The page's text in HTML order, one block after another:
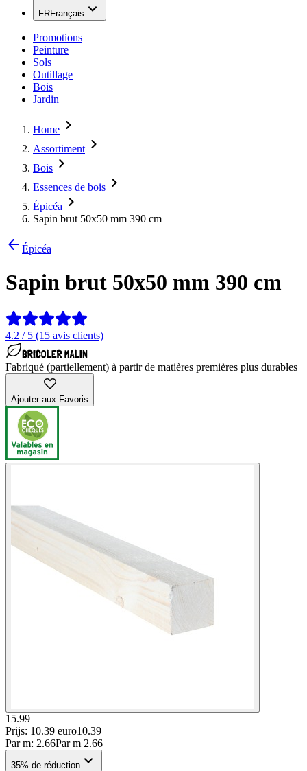
FRFrançais
Promotions
Peinture
Sols
Outillage
Bois
Jardin
Home
Assortiment
Bois
Essences de bois
Épicéa
Sapin brut 50x50 mm 390 cm
Épicéa
Sapin brut 50x50 mm 390 cm
4.2 / 5 (15 avis clients)
Fabriqué (partiellement) à partir de matières premières plus durables
Ajouter aux Favoris
15.99
Prijs: 10.39 euro10.39
Par m: 2.66Par m 2.66
35% de réduction